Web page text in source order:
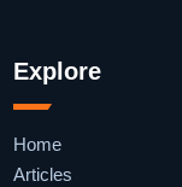
Explore
Home
Articles